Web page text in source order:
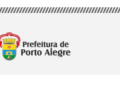
secretaria,